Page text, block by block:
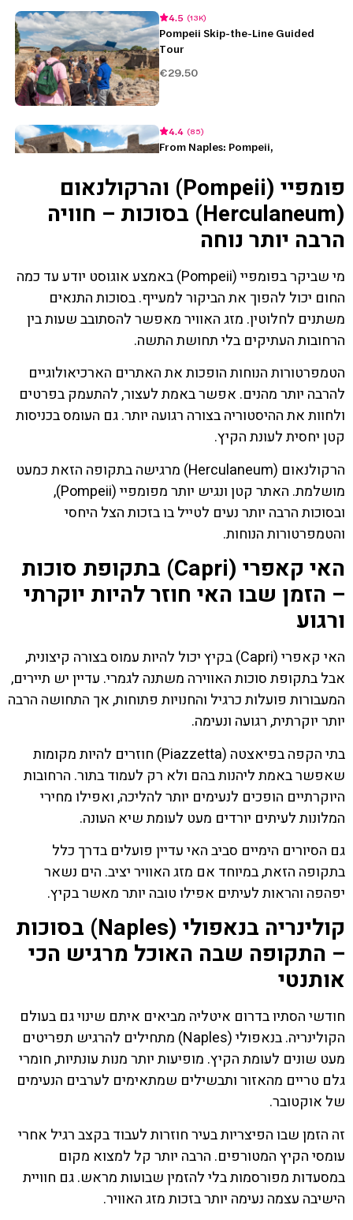
פומפיי (Pompeii) והרקולנאום
(Herculaneum) בסוכות – חוויה
הרבה יותר נוחה
מי שביקר בפומפיי (Pompeii) באמצע אוגוסט יודע עד כמה
החום יכול להפוך את הביקור למעייף. בסוכות התנאים
משתנים לחלוטין. מזג האוויר מאפשר להסתובב שעות בין
הרחובות העתיקים בלי תחושת התשה.
הטמפרטורות הנוחות הופכות את האתרים הארכיאולוגיים
להרבה יותר מהנים. אפשר באמת לעצור, להתעמק בפרטים
ולחוות את ההיסטוריה בצורה רגועה יותר. גם העומס בכניסות
קטן יחסית לעונת הקיץ.
הרקולנאום (Herculaneum) מרגישה בתקופה הזאת כמעט
מושלמת. האתר קטן ונגיש יותר מפומפיי (Pompeii),
ובסוכות הרבה יותר נעים לטייל בו בזכות הצל היחסי
והטמפרטורות הנוחות.
האי קאפרי (Capri) בתקופת סוכות
– הזמן שבו האי חוזר להיות יוקרתי
ורגוע
האי קאפרי (Capri) בקיץ יכול להיות עמוס בצורה קיצונית,
אבל בתקופת סוכות האווירה משתנה לגמרי. עדיין יש תיירים,
המעבורות פועלות כרגיל והחנויות פתוחות, אך התחושה הרבה
יותר יוקרתית, רגועה ונעימה.
בתי הקפה בפיאצטה (Piazzetta) חוזרים להיות מקומות
שאפשר באמת ליהנות בהם ולא רק לעמוד בתור. הרחובות
היוקרתיים הופכים לנעימים יותר להליכה, ואפילו מחירי
המלונות לעיתים יורדים מעט לעומת שיא העונה.
גם הסיורים הימיים סביב האי עדיין פועלים בדרך כלל
בתקופה הזאת, במיוחד אם מזג האוויר יציב. הים נשאר
יפהפה והראות לעיתים אפילו טובה יותר מאשר בקיץ.
קולינריה בנאפולי (Naples) בסוכות
– התקופה שבה האוכל מרגיש הכי
אותנטי
חודשי הסתיו בדרום איטליה מביאים איתם שינוי גם בעולם
הקולינריה. בנאפולי (Naples) מתחילים להרגיש תפריטים
מעט שונים לעומת הקיץ. מופיעות יותר מנות עונתיות, חומרי
גלם טריים מהאזור ותבשילים שמתאימים לערבים הנעימים
של אוקטובר.
זה הזמן שבו הפיצריות בעיר חוזרות לעבוד בקצב רגיל אחרי
עומסי הקיץ המטורפים. הרבה יותר קל למצוא מקום
במסעדות מפורסמות בלי להזמין שבועות מראש. גם חוויית
הישיבה עצמה נעימה יותר בזכות מזג האוויר.